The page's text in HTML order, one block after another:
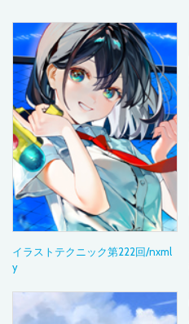
イラストテクニック第222回/nxml
y